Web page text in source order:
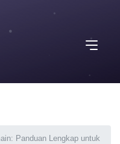
Panduan Lengkap untuk